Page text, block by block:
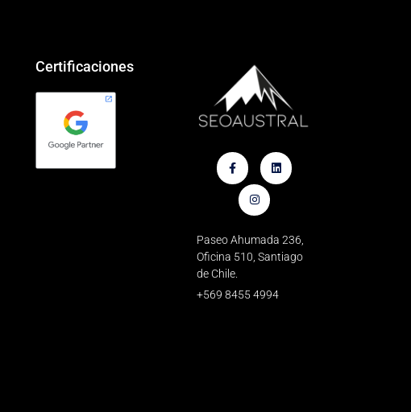
Certificaciones
Paseo Ahumada 236,
Oficina 510, Santiago
de Chile.
+569 8455 4994